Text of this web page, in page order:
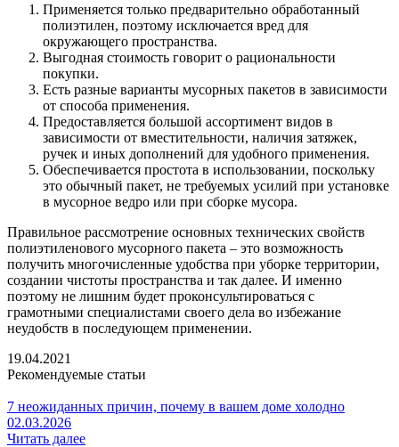
Применяется только предварительно обработанный
полиэтилен, поэтому исключается вред для
окружающего пространства.
Выгодная стоимость говорит о рациональности
покупки.
Есть разные варианты мусорных пакетов в зависимости
от способа применения.
Предоставляется большой ассортимент видов в
зависимости от вместительности, наличия затяжек,
ручек и иных дополнений для удобного применения.
Обеспечивается простота в использовании, поскольку
это обычный пакет, не требуемых усилий при установке
в мусорное ведро или при сборке мусора.
Правильное рассмотрение основных технических свойств
полиэтиленового мусорного пакета – это возможность
получить многочисленные удобства при уборке территории,
создании чистоты пространства и так далее. И именно
поэтому не лишним будет проконсультироваться с
грамотными специалистами своего дела во избежание
неудобств в последующем применении.
19.04.2021
Рекомендуемые статьи
7 неожиданных причин, почему в вашем доме холодно
02.03.2026
Читать далее